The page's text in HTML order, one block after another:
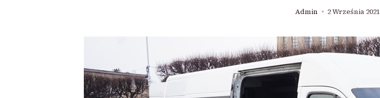
Admin 2 Września 2021